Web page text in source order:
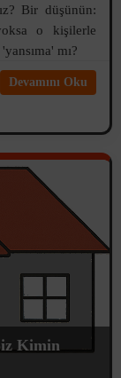
Bir düşünün:
o kişilerle
mı?
Devamını Oku
Kimin